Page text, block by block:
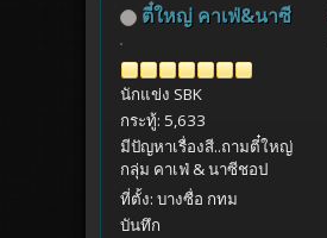
ตี๋ใหญ่ คาเฟ่&นาซี
นักแข่ง SBK
กระทู้: 5,633
มีปัญหาเรื่องสี..ถามตี๋ใหญ่
กลุ่ม คาเฟ่ & นาซีชอป
ที่ตั้ง: บางซื่อ กทม
บันทึก